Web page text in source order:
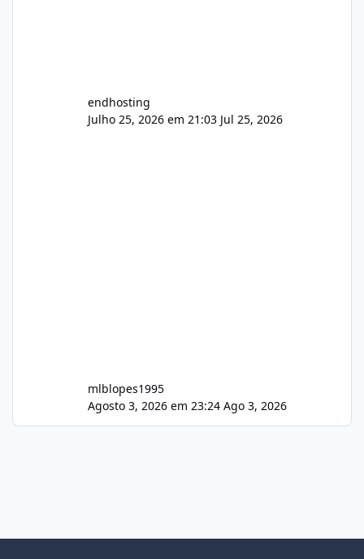
endhosting
Julho 25, 2026 em 21:03 Jul 25, 2026
mlblopes1995
Agosto 3, 2026 em 23:24 Ago 3, 2026